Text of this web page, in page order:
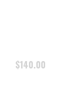
$140.00